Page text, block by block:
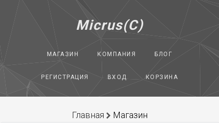
Micrus(C)
МАГАЗИН КОМПАНИЯ БЛОГ
РЕГИСТРАЦИЯ ВХОД КОРЗИНА
Главная Магазин